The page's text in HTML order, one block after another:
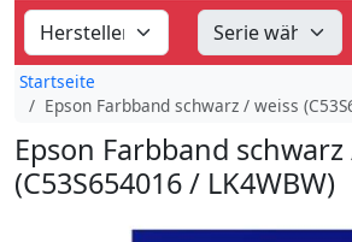
Startseite
Epson Farbband schwarz / weiss
Epson Farbband
(C53S654016 / LK4WBW)